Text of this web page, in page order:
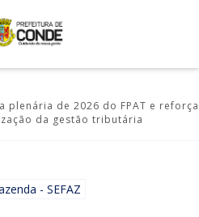
de 2026 do FPAT e reforça
da gestão tributária
- SEFAZ